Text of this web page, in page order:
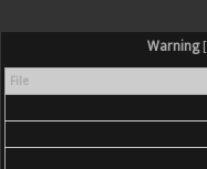
Warning
File